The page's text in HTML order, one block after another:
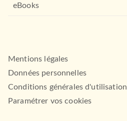
eBooks
Mentions légales
Données personnelles
Conditions générales d'utilisation
Paramétrer vos cookies